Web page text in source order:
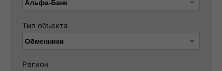
Тип объекта
Регион